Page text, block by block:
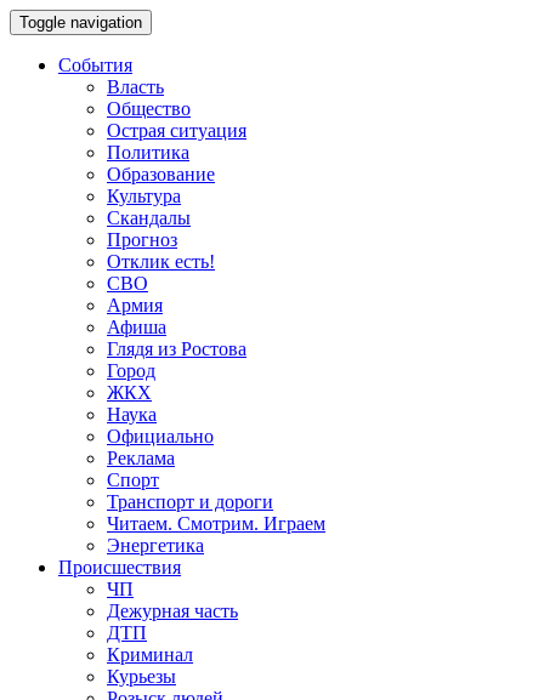
Toggle navigation
События
Власть
Общество
Острая ситуация
Политика
Образование
Культура
Скандалы
Прогноз
Отклик есть!
СВО
Армия
Афиша
Глядя из Ростова
Город
ЖКХ
Наука
Официально
Реклама
Спорт
Транспорт и дороги
Читаем. Смотрим. Играем
Энергетика
Происшествия
ЧП
Дежурная часть
ДТП
Криминал
Курьезы